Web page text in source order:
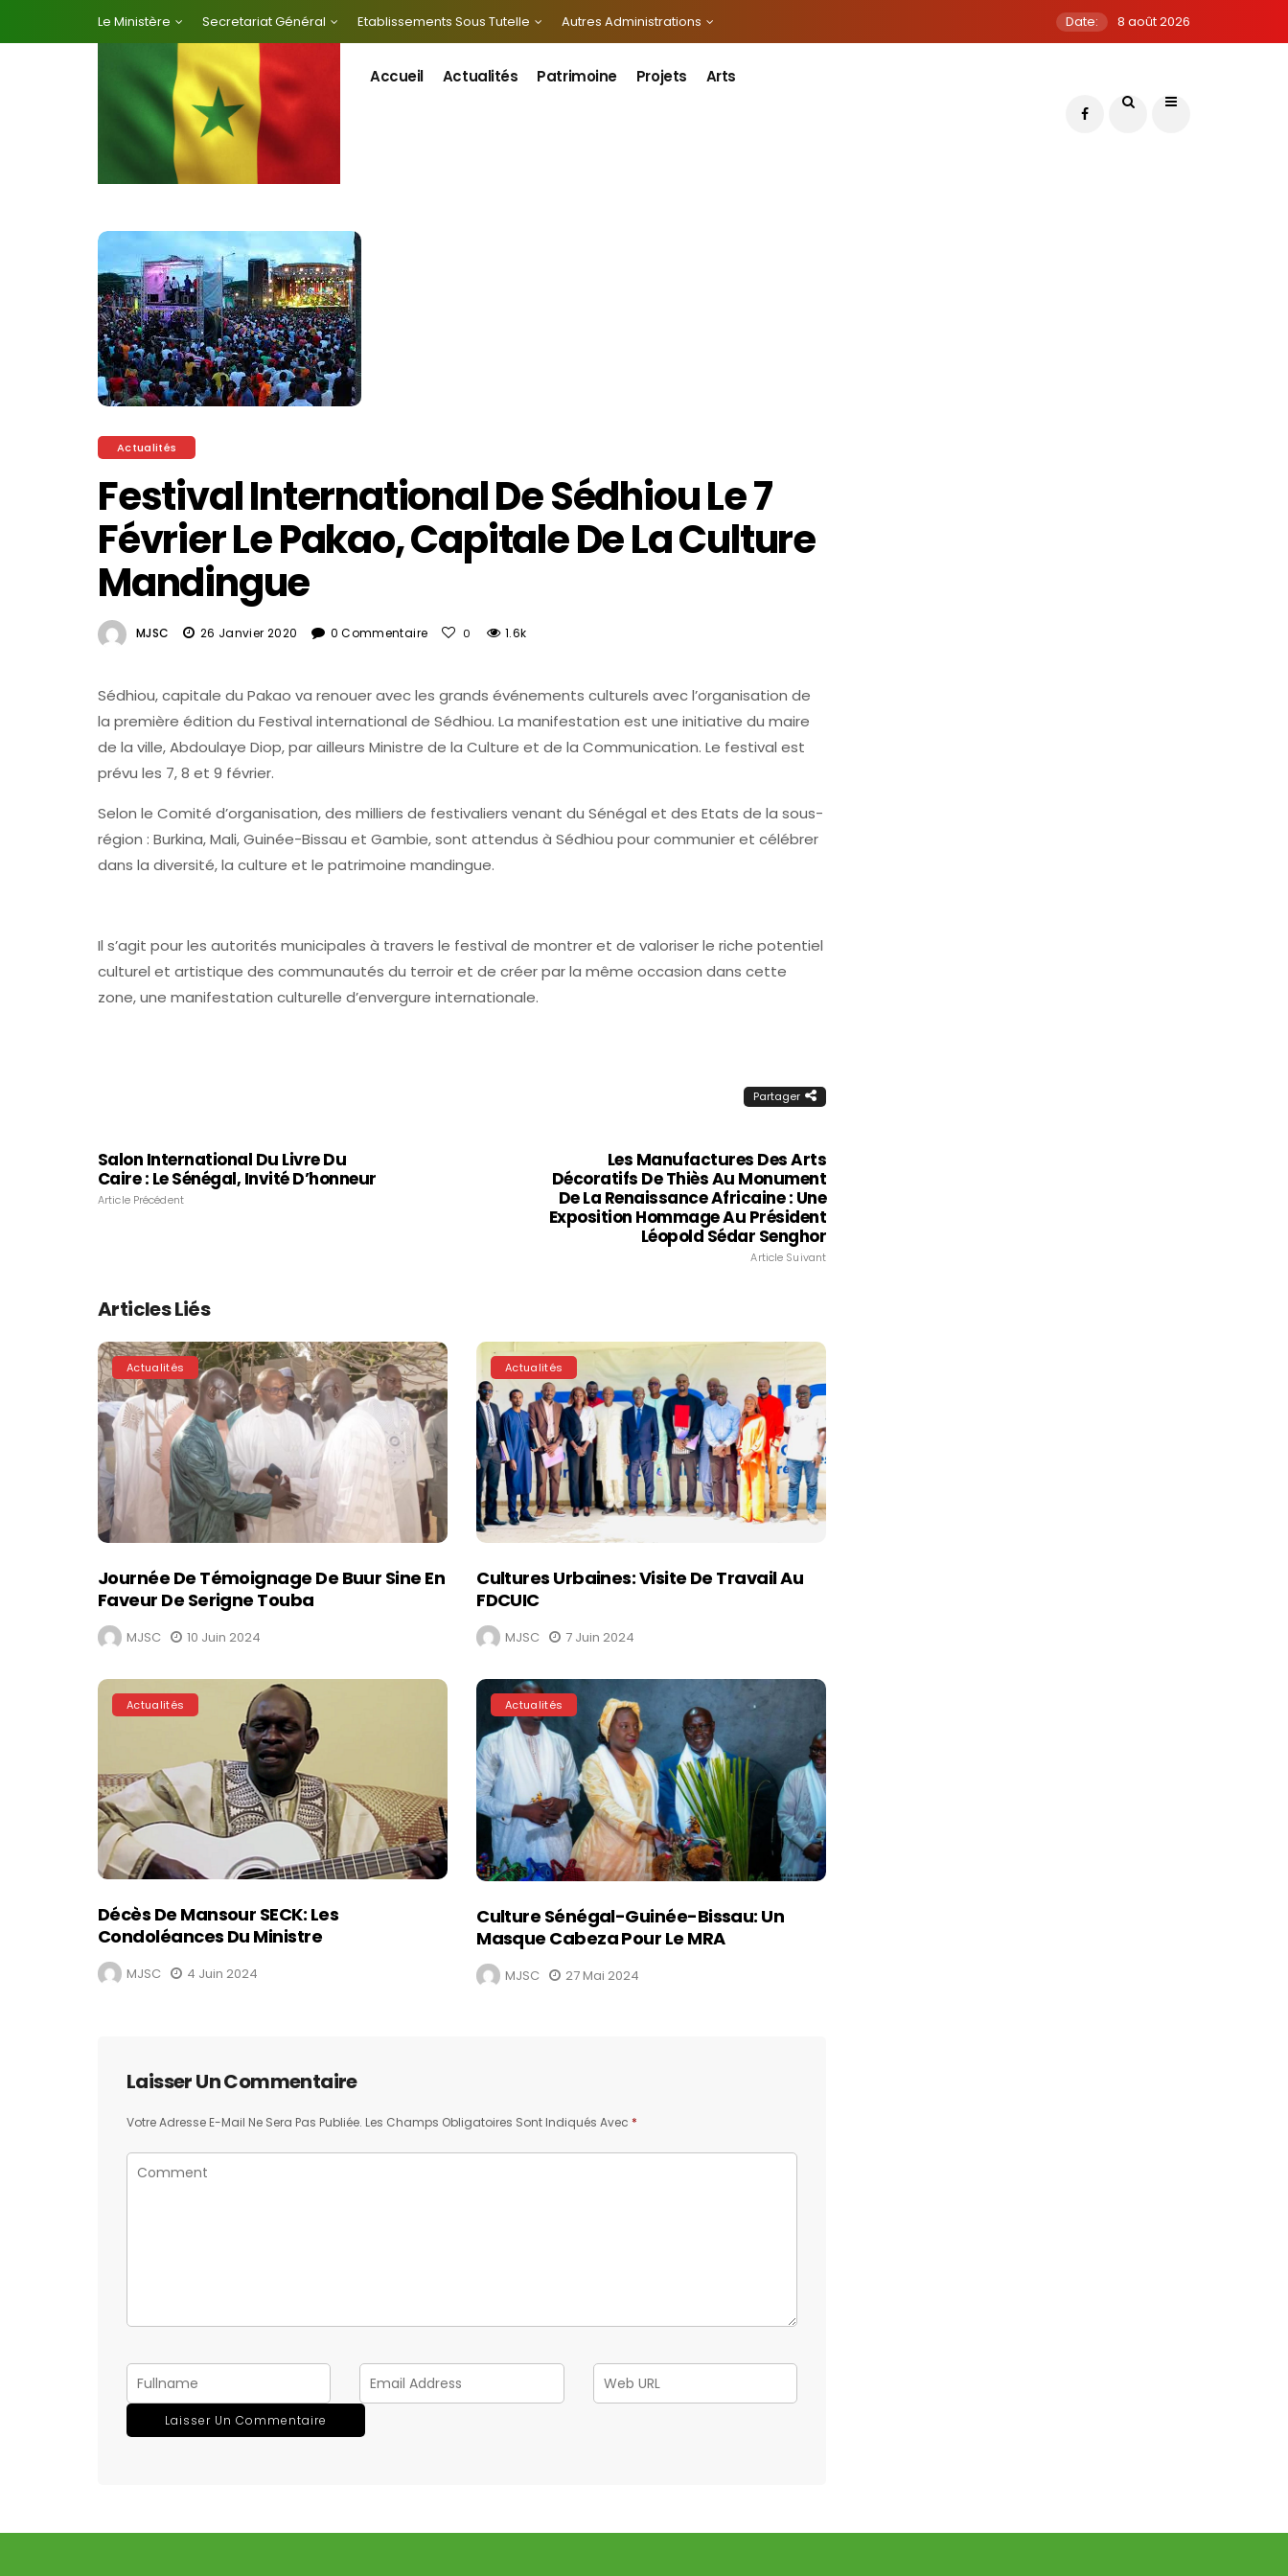
Le Ministère Secretariat Général Etablissements Sous Tutelle Autres Administrations Date: 8 août 2026
Accueil Actualités Patrimoine Projets Arts
Actualités
Festival International De Sédhiou Le 7
Février Le Pakao, Capitale De La Culture
Mandingue
MJSC 26 Janvier 2020 0 Commentaire 0 1.6k
Sédhiou, capitale du Pakao va renouer avec les grands événements culturels avec l’organisation de
la première édition du Festival international de Sédhiou. La manifestation est une initiative du maire
de la ville, Abdoulaye Diop, par ailleurs Ministre de la Culture et de la Communication. Le festival est
prévu les 7, 8 et 9 février.
Selon le Comité d’organisation, des milliers de festivaliers venant du Sénégal et des Etats de la sous-
région : Burkina, Mali, Guinée-Bissau et Gambie, sont attendus à Sédhiou pour communier et célébrer
dans la diversité, la culture et le patrimoine mandingue.
Il s’agit pour les autorités municipales à travers le festival de montrer et de valoriser le riche potentiel
culturel et artistique des communautés du terroir et de créer par la même occasion dans cette
zone, une manifestation culturelle d’envergure internationale.
Partager
Salon International Du Livre Du
Caire : Le Sénégal, Invité D’honneur
Article Précédent
Les Manufactures Des Arts
Décoratifs De Thiès Au Monument
De La Renaissance Africaine : Une
Exposition Hommage Au Président
Léopold Sédar Senghor
Article Suivant
Articles Liés
Actualités
Journée De Témoignage De Buur Sine En
Faveur De Serigne Touba
MJSC 10 Juin 2024
Actualités
Cultures Urbaines: Visite De Travail Au
FDCUIC
MJSC 7 Juin 2024
Actualités
Décès De Mansour SECK: Les
Condoléances Du Ministre
MJSC 4 Juin 2024
Actualités
Culture Sénégal-Guinée-Bissau: Un
Masque Cabeza Pour Le MRA
MJSC 27 Mai 2024
Laisser Un Commentaire
Votre Adresse E-Mail Ne Sera Pas Publiée. Les Champs Obligatoires Sont Indiqués Avec *